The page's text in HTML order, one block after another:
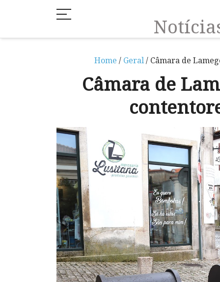
Home / Geral/ Câmara de
Câmara de